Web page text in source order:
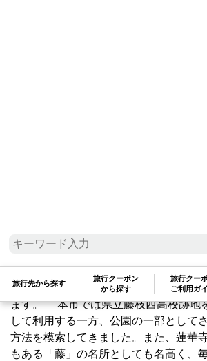
旅行先から探す
旅行クーポン
から探す
旅行クー
ご利用ガ
1.藤枝の“宝” 魅力あふれる「蓮
備を中心とした魅力ある都市・交
蓮華寺池公園は、年間120万人以上の
健康維持、ボランティア活動など様々
ます。 本市では県立藤枝西高校跡地
して利用する一方、公園の一部として
方法を模索してきました。また、蓮華
もある「藤」の名所としても名高く、